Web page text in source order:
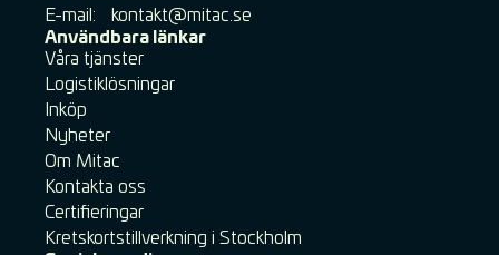
E-mail: ​
​kontakt@mitac.se
Användbara länkar
Våra tjänster
Logistiklösningar
Inköp
Nyheter
Om Mitac
Kontakta oss
Certifieringar
Kretskortstillverkning i Stockholm